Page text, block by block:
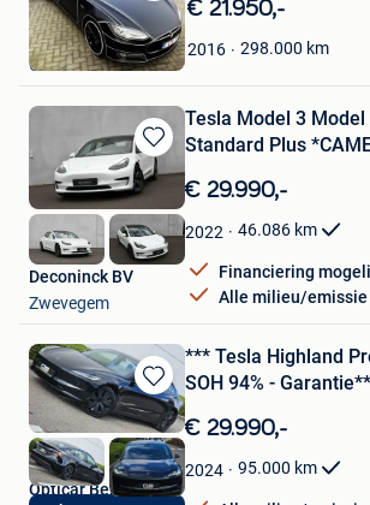
Bewaren
in
Mijn
Favorieten
€ 21.950,-
2016 298.000 km
Daniel Cardoso
Genk
Bewaren
in
Mijn
Favorieten
Tesla Model 3 Model
Standard Plus
€ 29.990,-
2022 46.086 km
Financiering
Alle milieu/emissie
Deconinck BV
Zwevegem
Bewaren
in
Mijn
Favorieten
*** Tesla Highland
SOH 94% -
€ 29.990,-
2024 95.000 km
Opticar Belgium